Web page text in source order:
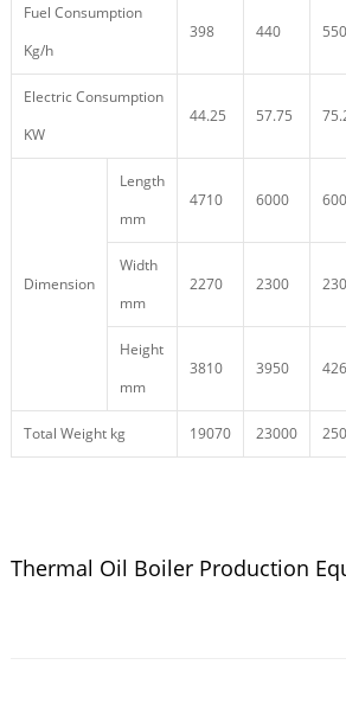
Fuel Consumption
Kg/h
398 440 550
Electric Consumption
KW
44.25 57.75
Dimension
Length
mm
4710 6000
Width
mm
2270 2300
Height
mm
3810 3950
Total Weight kg 19070 23000
Thermal Oil Boiler Production